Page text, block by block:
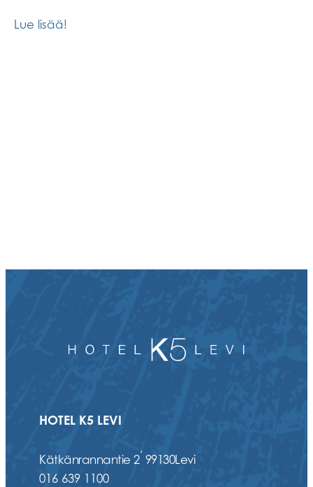
Lue lisää!
HOTEL K5 LEVI
Kätkänrannantie 2
,
99130Levi
016 639 1100